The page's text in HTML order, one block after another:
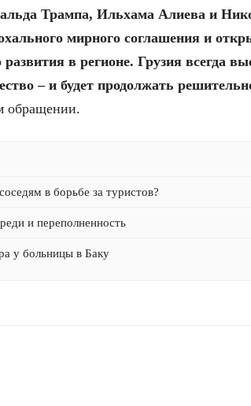
Трампа, Ильхама Алиева и
мирного соглашения и
в регионе. Грузия всегда
– и будет продолжать
обращении.
в борьбе за туристов?
и переполненность
у больницы в Баку